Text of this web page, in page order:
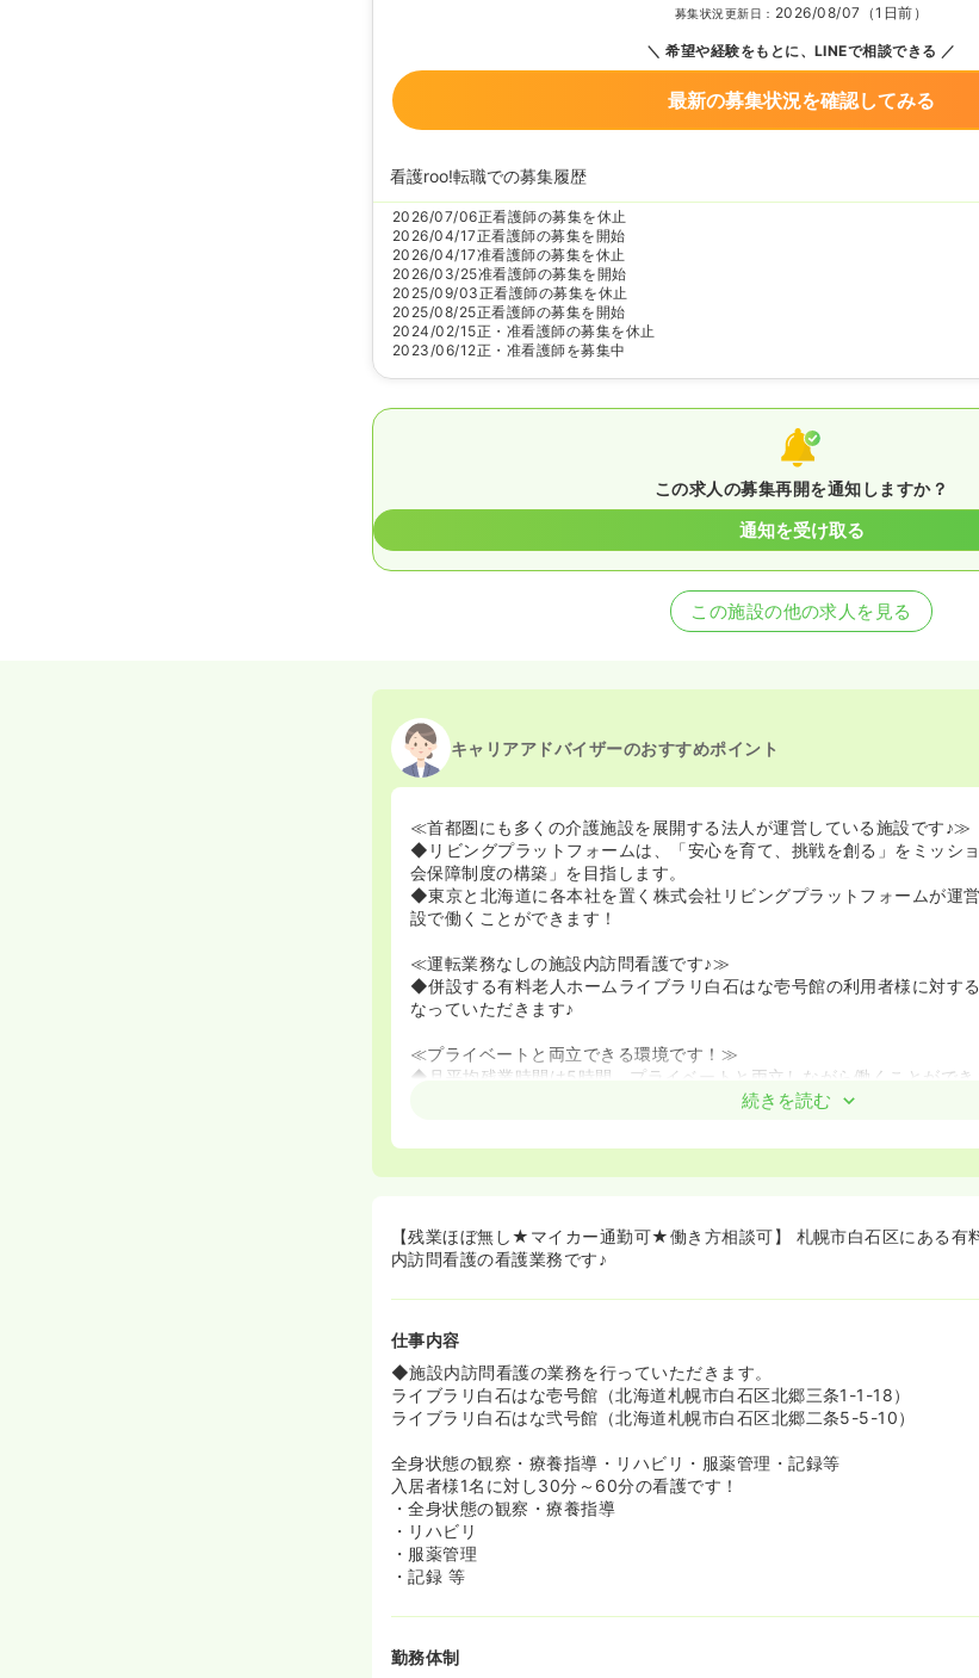
募集状況更新日： 2026/08/07（1日前）
希望や経験をもとに、LINEで相談できる
最新の募集状況を確認してみる
看護roo!転職での募集履歴
2026/07/06正看護師の募集を休止
2026/04/17正看護師の募集を開始
2026/04/17准看護師の募集を休止
2026/03/25准看護師の募集を開始
2025/09/03正看護師の募集を休止
2025/08/25正看護師の募集を開始
2024/02/15正・准看護師の募集を休止
2023/06/12正・准看護師を募集中
この求人の募集再開を通知しますか？
通知を受け取る
この施設の他の求人を見る
キャリアアドバイザーのおすすめポイント
≪首都圏にも多くの介護施設を展開する法人が運営している施設です♪≫
◆リビングプラットフォームは、「安心を育て、挑戦を創る」をミッシ
会保障制度の構築」を目指します。
◆東京と北海道に各本社を置く株式会社リビングプラットフォームが運
設で働くことができます！
≪運転業務なしの施設内訪問看護です♪≫
◆併設する有料老人ホームライブラリ白石はな壱号館の利用者様に対す
なっていただきます♪
≪プライベートと両立できる環境です！≫
◆月平均残業時間は5時間。プライベートと両立しながら働くことができ
◆託児保育所あり！お子さんを預けながら安心して働くことが出来ます♪
≪未経験も大歓迎！教育も整っています♪≫
続きを読む
【残業ほぼ無し★マイカー通勤可★働き方相談可】 札幌市白石区にある有
内訪問看護の看護業務です♪
仕事内容
◆施設内訪問看護の業務を行っていただきます。
ライブラリ白石はな壱号館（北海道札幌市白石区北郷三条1-1-18）
ライブラリ白石はな弐号館（北海道札幌市白石区北郷二条5-5-10）
全身状態の観察・療養指導・リハビリ・服薬管理・記録等
入居者様1名に対し30分～60分の看護です！
・全身状態の観察・療養指導
・リハビリ
・服薬管理
・記録 等
勤務体制